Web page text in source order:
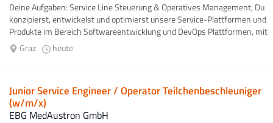
Deine Aufgaben: Service Line Steuerung & Operatives Management, Du
konzipierst, entwickelst und optimierst unsere Service-Plattformen und
Produkte im Bereich Softwareentwicklung und DevOps Plattformen, mit
Fokus...
Graz heute
Junior Service Engineer / Operator Teilchenbeschleuniger
(w/m/x)
EBG MedAustron GmbH